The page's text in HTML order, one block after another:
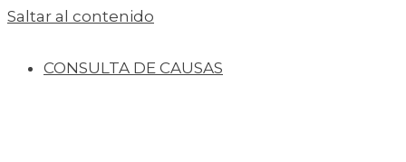
Saltar al contenido
CONSULTA DE CAUSAS